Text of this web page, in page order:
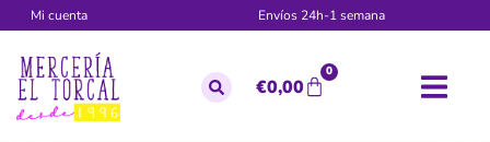
Mi cuenta Envíos 24h-1 semana
€0,00
0